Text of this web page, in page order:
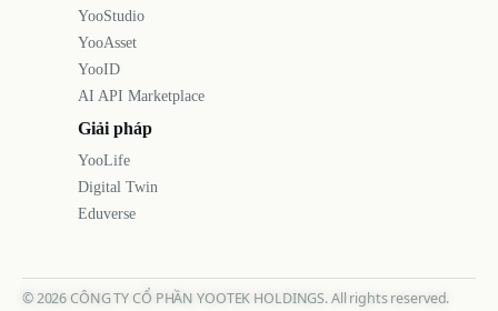
YooStudio
YooAsset
YooID
AI API Marketplace
Giải pháp
YooLife
Digital Twin
Eduverse
©2026CÔNG TY CỔ PHẦN YOOTEK HOLDINGS. All rights reserved.